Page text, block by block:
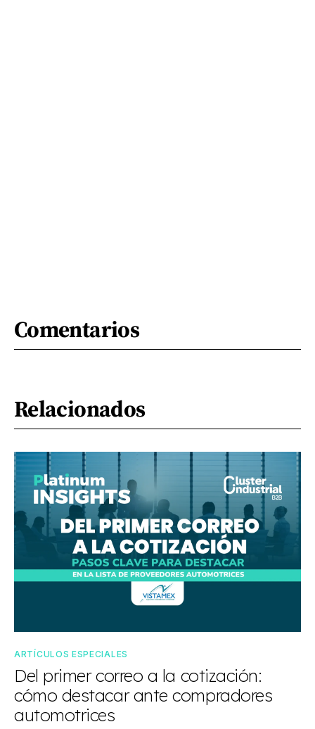
Comentarios
Relacionados
ARTÍCULOS ESPECIALES
Del primer correo a la cotización:
cómo destacar ante compradores
automotrices